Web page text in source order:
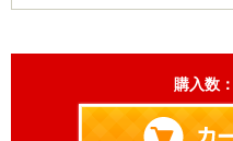
購入数：